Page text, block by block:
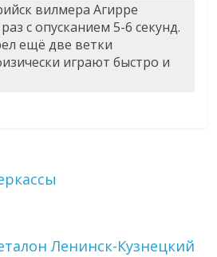
вилмера Агирре
с опусканием 5-6 секунд.
ещё две ветки
играют быстро и
Ленинск-Кузнецкий